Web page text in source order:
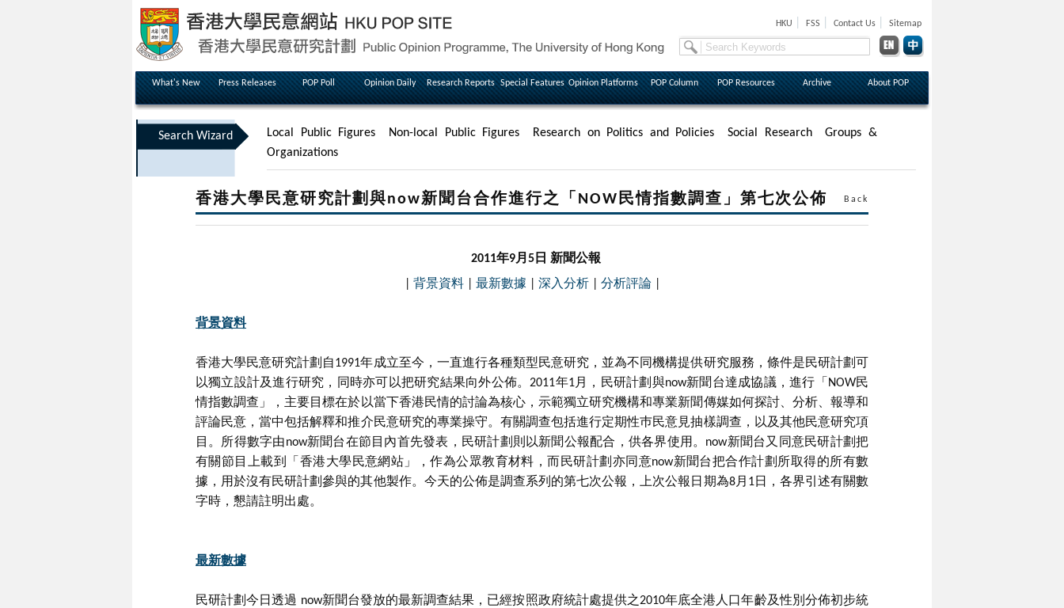
HKU FSS Contact Us Sitemap
What's New Press Releases POP Poll Opinion Daily Research Reports Special Features Opinion Platforms POP Column POP Resources Archive About POP
Search Wizard Local Public Figures Non-local Public Figures Research on Politics and Policies Social Research
Groups &
Organizations
香港大學民意研究計劃與now新聞台合作進行之「NOW民情指數調查」第七次公佈 Back
2011年9月5日 新聞公報
背景資料| 最新數據 深入分析| 分析評論|
背景資料
香港大學民意研究計劃自1991年成立至今，一直進行各種類型民意研究，並為不同機構提供研究服務，條件是民研計劃可
以獨立設計及進行研究，同時亦可以把研究結果向外公佈。2011年1月，民研計劃與now新聞台達成協議，進行「NOW民
情指數調查」，主要目標在於以當下香港民情的討論為核心，示範獨立研究機構和專業新聞傳媒如何探討、分析、報導和
評論民意，當中包括解釋和推介民意研究的專業操守。有關調查包括進行定期性巿民意見抽樣調查，以及其他民意研究項
目。所得數字由now新聞台在節目內首先發表，民研計劃則以新聞公報配合，供各界使用。now新聞台又同意民研計劃把
有關節目上載到「香港大學民意網站」，作為公眾教育材料，而民研計劃亦同意now新聞台把合作計劃所取得的所有數
據，用於沒有民研計劃參與的其他製作。今天的公佈是調查系列的第七次公報，上次公報日期為8月1日，各界引述有關數
字時，懇請註明出處。
最新數據
民研計劃今日透過 now新聞台發放的最新調查結果，已經按照政府統計處提供之2010年底全港人口年齡及性別分佈初步統